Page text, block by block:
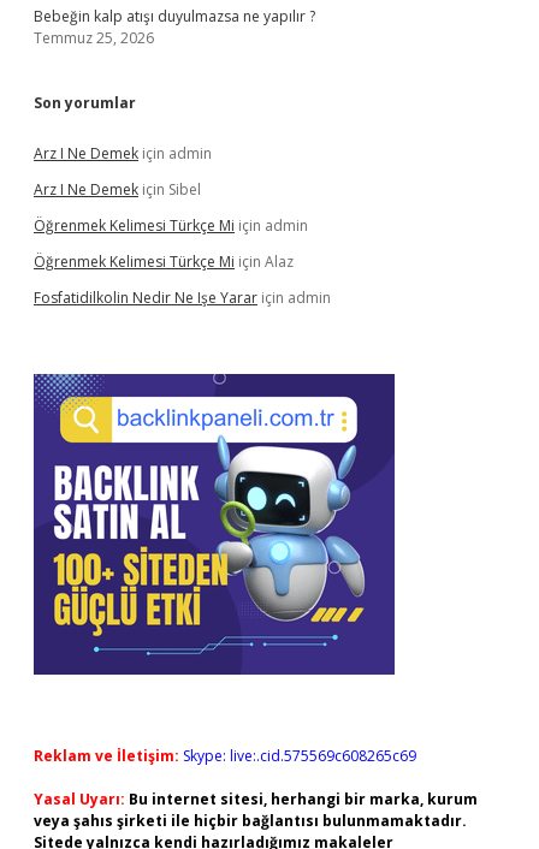
Bebeğin kalp atışı duyulmazsa ne yapılır ?
Temmuz 25, 2026
Son yorumlar
Arz I Ne Demek için admin
Arz I Ne Demek için Sibel
Öğrenmek Kelimesi Türkçe Mi için admin
Öğrenmek Kelimesi Türkçe Mi için Alaz
Fosfatidilkolin Nedir Ne Işe Yarar için admin
Reklam ve İletişim: Skype: live:.cid.575569c608265c69
Yasal Uyarı: Bu internet sitesi, herhangi bir marka, kurum
veya şahıs şirketi ile hiçbir bağlantısı bulunmamaktadır.
Sitede yalnızca kendi hazırladığımız makaleler